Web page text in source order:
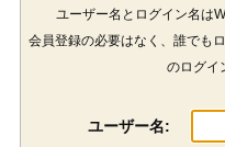
ユーザー名とログイン名は
会員登録の必要はなく、誰でも
のログイ
ユーザー名: